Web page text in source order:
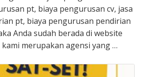
pt, biaya pengurusan cv, jasa
pt, biaya pengurusan pendirian
Anda sudah berada di website
merupakan agensi yang …